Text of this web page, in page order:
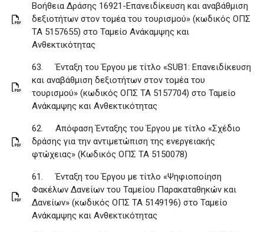
Βοήθεια Δράσης 16921-Επανειδίκευση και αναβάθμιση
δεξιοτήτων στον τομέα του τουρισμού» (κωδικός ΟΠΣ
ΤΑ 5157655) στο Ταμείο Ανάκαμψης και
Ανθεκτικότητας
63.
Ένταξη του Έργου με τίτλο «SUB1: Επανειδίκευση
και αναβάθμιση δεξιοτήτων στον τομέα του
τουρισμού» (κωδικός ΟΠΣ ΤΑ 5157704) στο Ταμείο
Ανάκαμψης και Ανθεκτικότητας
62.
Απόφαση Ένταξης του Έργου με τίτλο «Σχέδιο
δράσης για την αντιμετώπιση της ενεργειακής
φτώχειας» (Κωδικός ΟΠΣ ΤΑ 5150078)
61.
Ένταξη του Έργου με τίτλο «Ψηφιοποίηση
Φακέλων Δανείων του Ταμείου Παρακαταθηκών και
Δανείων» (κωδικός ΟΠΣ ΤΑ 5149196) στο Ταμείο
Ανάκαμψης και Ανθεκτικότητας